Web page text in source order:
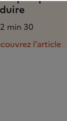
2 min 30
l'article